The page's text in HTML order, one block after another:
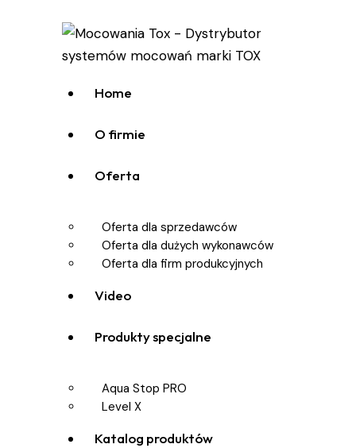
Home
O firmie
Oferta
Oferta dla sprzedawców
Oferta dla dużych wykonawców
Oferta dla firm produkcyjnych
Video
Produkty specjalne
Aqua Stop PRO
Level X
Katalog produktów